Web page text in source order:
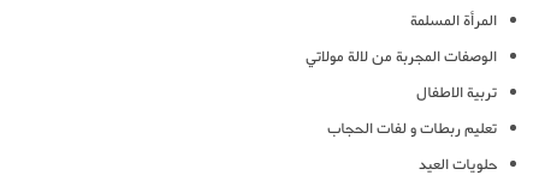
المرأة المسلمة
الوصفات المجربة من لالة مولاتي
تربية الاطفال
تعليم ربطات و لفات الحجاب
حلويات العيد